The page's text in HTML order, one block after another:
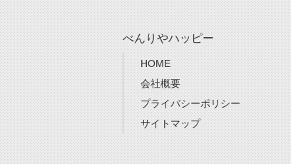
べんりやハッピー
HOME
会社概要
プライバシーポリシー
サイトマップ